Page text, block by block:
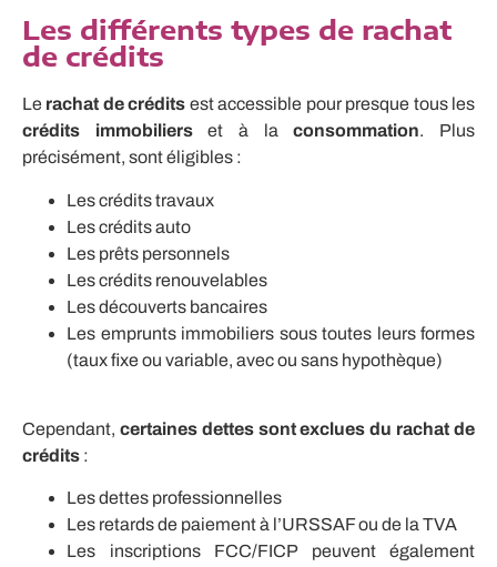
Les différents types de rachat
de crédits
Le rachat de crédits est accessible pour presque tous les
crédits immobilierset à laconsommation. Plus
précisément, sont éligibles :
Les crédits travaux
Les crédits auto
Les prêts personnels
Les crédits renouvelables
Les découverts bancaires
Les emprunts immobiliers sous toutes leurs formes
(taux fixe ou variable, avec ou sans hypothèque)
Cependant, certaines dettes sont exclues du rachat de
crédits :
Les dettes professionnelles
Les retards de paiement à l’URSSAF ou de la TVA
Les inscriptions FCC/FICP peuvent également